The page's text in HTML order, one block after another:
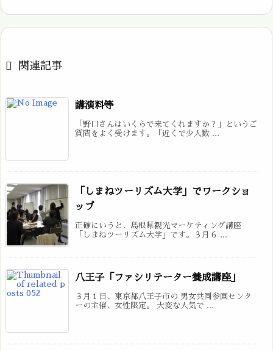
 関連記事
講演料等
「野口さんはいくらで来てくれますか？」というご
質問をよく受けます。「近くで少人数 ...
「しまねツーリズム大学」でワークショ
ップ
正確にいうと、島根県観光マーケティング講座
「しまねツーリズム大学」です。３月６ ...
八王子「ファシリテーター養成講座」
３月１日、東京都八王子市の 男女共同参画センタ
ーの主催、女性限定。 大変な人気で ...